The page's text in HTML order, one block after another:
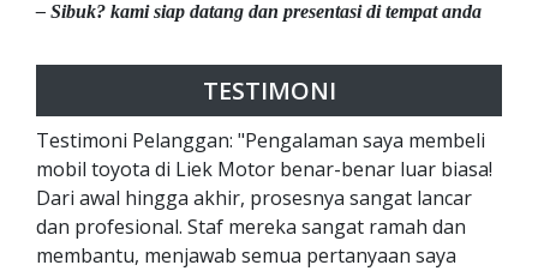
– Sibuk? kami siap datang dan presentasi di tempat anda
TESTIMONI
Testimoni Pelanggan: "Pengalaman saya membeli
mobil toyota di Liek Motor benar-benar luar biasa!
Dari awal hingga akhir, prosesnya sangat lancar
dan profesional. Staf mereka sangat ramah dan
membantu, menjawab semua pertanyaan saya